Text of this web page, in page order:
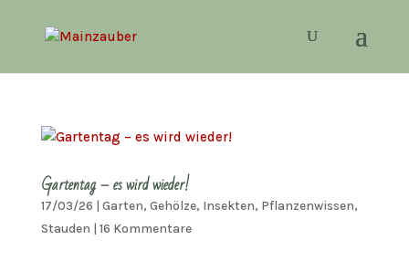
Gartentag – es wird wieder!
17/03/26 | Garten, Gehölze, Insekten, Pflanzenwissen,
Stauden | 16 Kommentare